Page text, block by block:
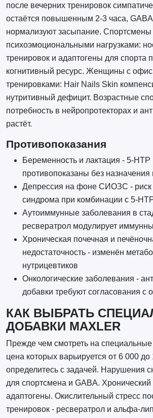
после вечерних тренировок
остаётся повышенным 2-3 часа,
нормализуют засыпание.
психоэмоциональными нагрузками:
тренировок и адаптогены для спорта
когнитивный ресурс. Женщины с
тренировками: Hair Nails Skin
нутритивный дефицит. Возрастные
потребность в нейропротекторах и
растёт.
Противопоказания
Беременность и лактация - 5-HTP
противопоказаны без назначения
Депрессия на фоне СИОЗС - риск
синдрома при комбинации с 5-
Аутоиммунные заболевания в
ресвератрол модулирует
Хроническая почечная и
недостаточность - изменён
нутрицевтиков
Онкологические заболевания -
добавки требуют согласования с
КАК ВЫБРАТЬ
ДОБАВКИ MAXLER
Прежде чем смотреть на специальные
цена которых варьируется от 6 000 до
определитесь с задачей. Нарушения
для спортсмена и GABA. Хронический
адаптогены. Окислительный стресс
тренировок - ресвератрол и альфа-